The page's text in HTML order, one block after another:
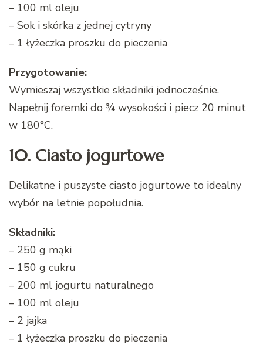
– 100 ml oleju
– Sok i skórka z jednej cytryny
– 1 łyżeczka proszku do pieczenia
Przygotowanie:
Wymieszaj wszystkie składniki jednocześnie.
Napełnij foremki do ¾ wysokości i piecz 20 minut
w 180°C.
10. Ciasto jogurtowe
Delikatne i puszyste ciasto jogurtowe to idealny
wybór na letnie popołudnia.
Składniki:
– 250 g mąki
– 150 g cukru
– 200 ml jogurtu naturalnego
– 100 ml oleju
– 2 jajka
– 1 łyżeczka proszku do pieczenia